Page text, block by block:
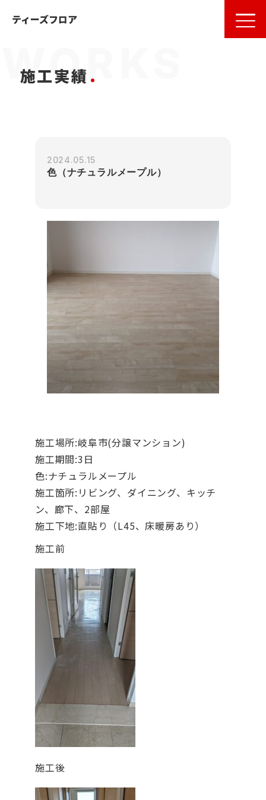
名古屋 フローリング
ティーズフロア
施工実績
2024.05.15
色（ナチュラルメープル）
施工場所:岐阜市(分譲マンション)
施工期間:3日
色:ナチュラルメープル
施工箇所:リビング、ダイニング、キッチ
ン、廊下、2部屋
施工下地:直貼り（L45、床暖房あり）
施工前
施工後